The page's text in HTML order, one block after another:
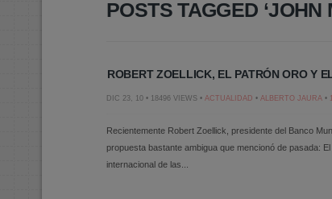
POSTS TAGGED ‘JOHN
ROBERT ZOELLICK, EL PATRÓN ORO Y
DIC 23, 10 • 18496 VIEWS • ACTUALIDAD • ALBERTO JAURA •
Recientemente Robert Zoellick, presidente del Banco
propuesta bastante ambigua que mencionó de pasada:
internacional de las...